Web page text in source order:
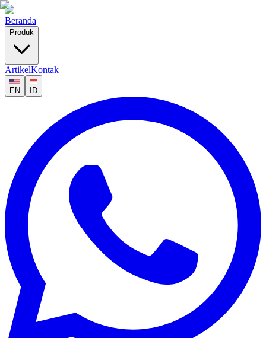
Beranda
Produk
ArtikelKontak
EN ID